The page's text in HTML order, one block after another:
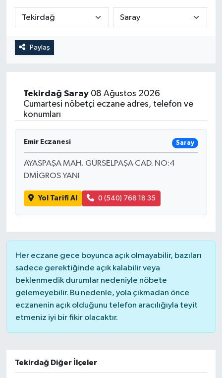
Paylaş
Tekirdağ Saray08 Ağustos 2026
Cumartesi nöbetçi eczane adres, telefon ve
konumları
Emir Eczanesi Saray
AYASPAŞA MAH. GÜRSELPAŞA CAD. NO:4
DMİGROS YANI
Yol Tarifi Al 0 (540) 768 18 35
Her eczane gece boyunca açık olmayabilir, bazıları
sadece gerektiğinde açık kalabilir veya
beklenmedik durumlar nedeniyle nöbete
gelemeyebilir. Bu nedenle, yola çıkmadan önce
eczanenin açık olduğunu telefon aracılığıyla teyit
etmeniz iyi bir fikir olacaktır.
Tekirdağ Diğer İlçeler